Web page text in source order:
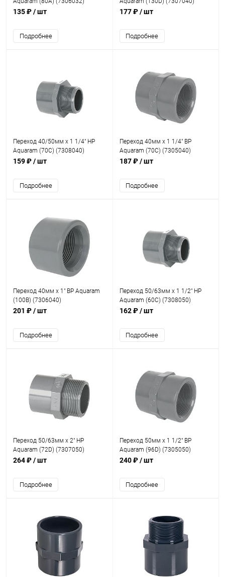
135 ₽/ шт
Подробнее
177 ₽/ шт
Подробнее
Переход 40/50мм x 1 1/4" НР
Aquaram (70С) (7308040)
159 ₽/ шт
Подробнее
Переход 40мм x 1 1/4" ВР
Aquaram (70С) (7305040)
187 ₽/ шт
Подробнее
Переход 40мм x 1" ВР Aquaram
(100В) (7306040)
201 ₽/ шт
Подробнее
Переход 50/63мм x 1 1/2" НР
Aquaram (60С) (7308050)
162 ₽/ шт
Подробнее
Переход 50/63мм x 2" НР
Aquaram (72D) (7307050)
264 ₽/ шт
Подробнее
Переход 50мм x 1 1/2" ВР
Aquaram (96D) (7305050)
240 ₽/ шт
Подробнее